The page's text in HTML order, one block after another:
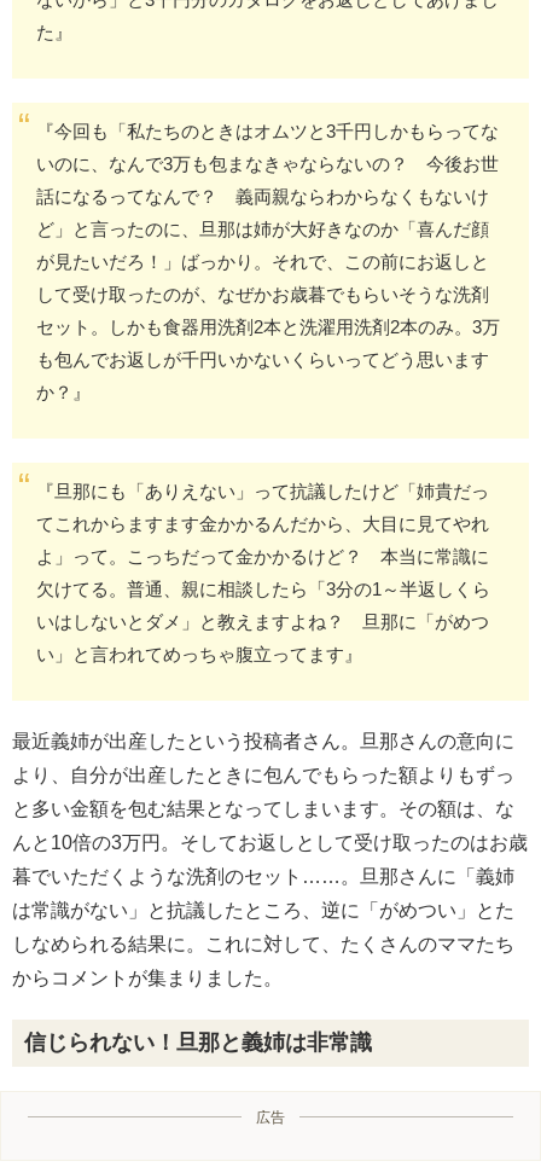
た』
『今回も「私たちのときはオムツと3千円しかもらってな
いのに、なんで3万も包まなきゃならないの？ 今後お世
話になるってなんで？ 義両親ならわからなくもないけ
ど」と言ったのに、旦那は姉が大好きなのか「喜んだ顔
が見たいだろ！」ばっかり。それで、この前にお返しと
して受け取ったのが、なぜかお歳暮でもらいそうな洗剤
セット。しかも食器用洗剤2本と洗濯用洗剤2本のみ。3万
も包んでお返しが千円いかないくらいってどう思います
か？』
『旦那にも「ありえない」って抗議したけど「姉貴だっ
てこれからますます金かかるんだから、大目に見てやれ
よ」って。こっちだって金かかるけど？ 本当に常識に
欠けてる。普通、親に相談したら「3分の1～半返しくら
いはしないとダメ」と教えますよね？ 旦那に「がめつ
い」と言われてめっちゃ腹立ってます』
最近義姉が出産したという投稿者さん。旦那さんの意向に
より、自分が出産したときに包んでもらった額よりもずっ
と多い金額を包む結果となってしまいます。その額は、な
んと10倍の3万円。そしてお返しとして受け取ったのはお歳
暮でいただくような洗剤のセット……。旦那さんに「義姉
は常識がない」と抗議したところ、逆に「がめつい」とた
しなめられる結果に。これに対して、たくさんのママたち
からコメントが集まりました。
信じられない！旦那と義姉は非常識
広告